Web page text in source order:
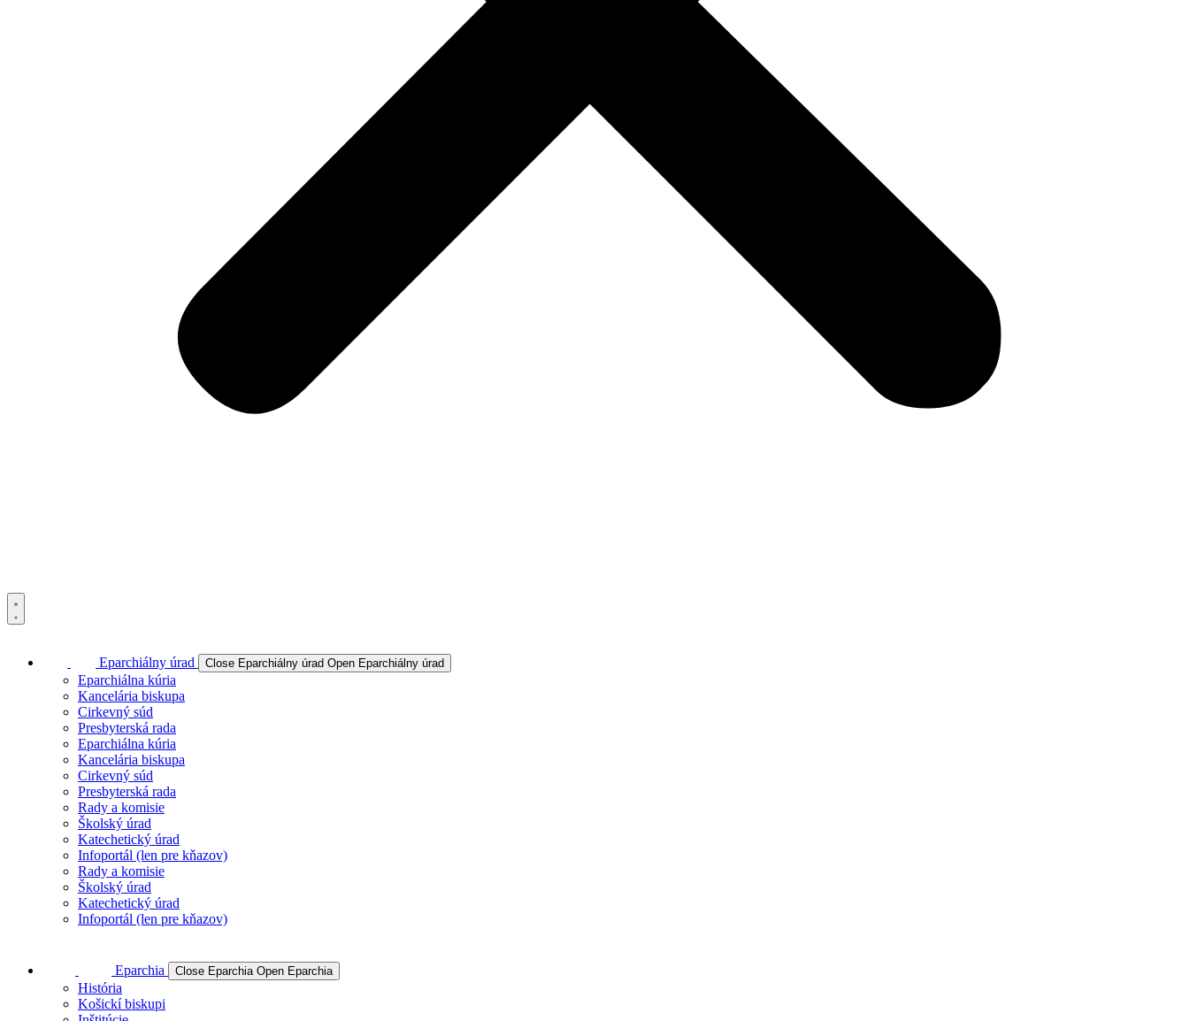
Eparchiálny úrad Close Eparchiálny úrad Open Eparchiálny úrad
Eparchiálna kúria
Kancelária biskupa
Cirkevný súd
Presbyterská rada
Eparchiálna kúria
Kancelária biskupa
Cirkevný súd
Presbyterská rada
Rady a komisie
Školský úrad
Katechetický úrad
Infoportál (len pre kňazov)
Rady a komisie
Školský úrad
Katechetický úrad
Infoportál (len pre kňazov)
Eparchia Close Eparchia Open Eparchia
História
Košickí biskupi